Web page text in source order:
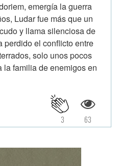
emergía la guerra
Ludar fue más que un
y llama silenciosa de
perdido el conflicto entre
solo unos pocos
la familia de enemigos en
63
3